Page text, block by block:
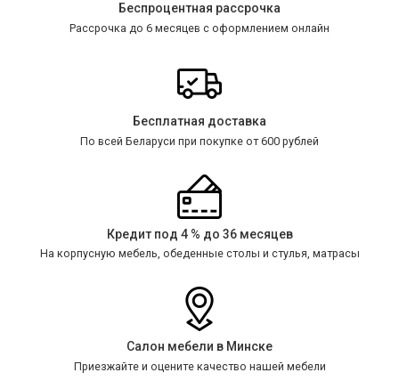
Беспроцентная рассрочка
Рассрочка до 6 месяцев с оформлением онлайн
Бесплатная доставка
По всей Беларуси при покупке от 600 рублей
Кредит под 4 % до 36 месяцев
На корпусную мебель, обеденные столы и стулья, матрасы
Салон мебели в Минске
Приезжайте и оцените качество нашей мебели